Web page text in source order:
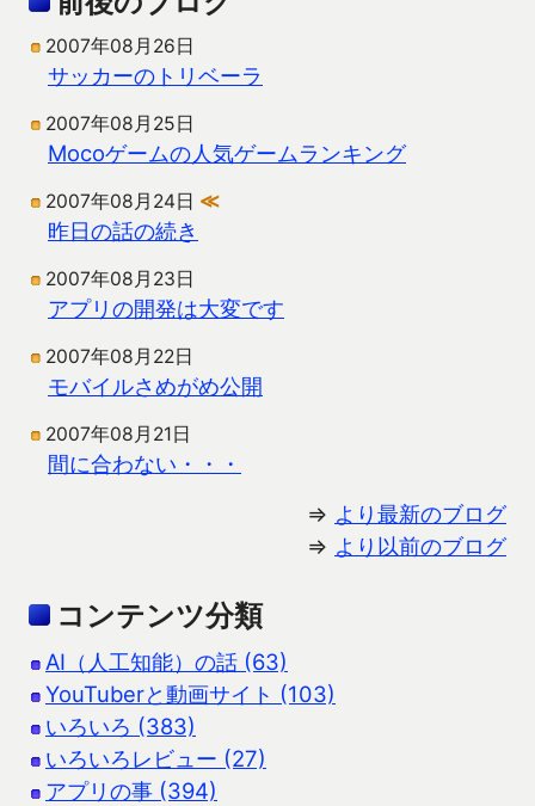
2007年08月26日
サッカーのトリベーラ
2007年08月25日
Mocoゲームの人気ゲームランキング
2007年08月24日 ≪
昨日の話の続き
2007年08月23日
アプリの開発は大変です
2007年08月22日
モバイルさめがめ公開
2007年08月21日
間に合わない・・・
⇒ より最新のブログ
⇒ より以前のブログ
コンテンツ分類
AI（人工知能）の話 (63)
YouTuberと動画サイト (103)
いろいろ (383)
いろいろレビュー (27)
アプリの事 (394)